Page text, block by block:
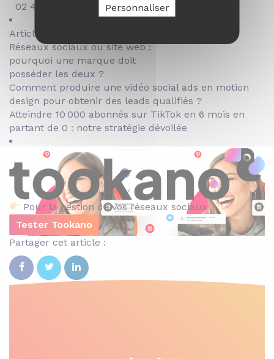
02 41 23 82 32
Articles tendance :
Réseaux sociaux ou site web :
pourquoi une marque doit
posséder les deux ?
Comment produire une vidéo social ads en motion
design pour obtenir des leads qualifiés ?
Atteindre 10 000 abonnés sur TikTok en 6 mois en
partant de 0 : notre stratégie dévoilée
Pour la gestion de vos réseaux sociaux
Tester Tookano
Partager cet article :
Personnaliser